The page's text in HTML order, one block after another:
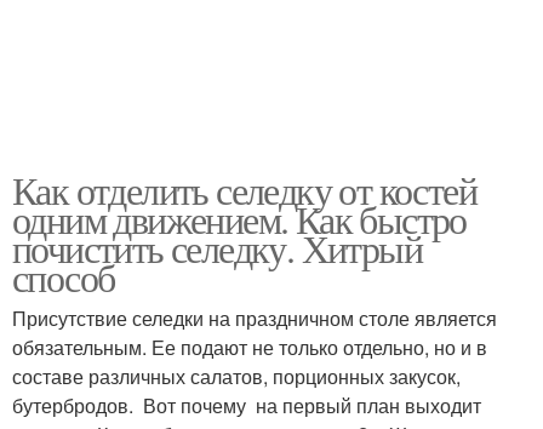
Как отделить селедку от костей
одним движением. Как быстро
почистить селедку. Хитрый
способ
Присутствие селедки на праздничном столе является
обязательным. Ее подают не только отдельно, но и в
составе различных салатов, порционных закусок,
бутербродов. Вот почему на первый план выходит